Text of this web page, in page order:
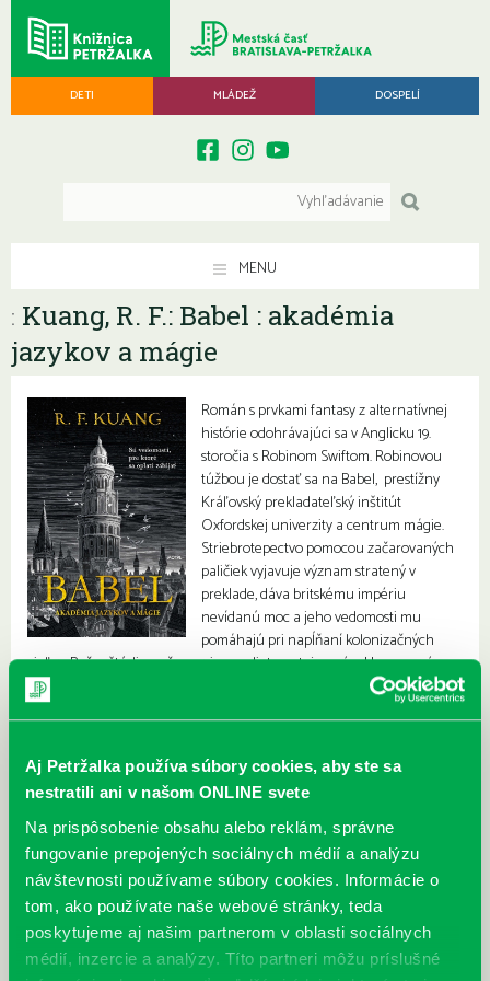
Aj Petržalka používa súbory cookies, aby ste sa
nestratili ani v našom ONLINE svete
Na prispôsobenie obsahu alebo reklám, správne
fungovanie prepojených sociálnych médií a analýzu
návštevnosti používame súbory cookies. Informácie o
tom, ako používate naše webové stránky, teda
poskytujeme aj našim partnerom v oblasti sociálnych
médií, inzercie a analýzy. Títo partneri môžu príslušné
DETI MLÁDEŽ DOSPELÍ
MENU
: Kuang, R. F.: Babel : akadémia
jazykov a mágie
Román s prvkami fantasy z alternatívnej
histórie odohrávajúci sa v Anglicku 19.
storočia s Robinom Swiftom. Robinovou
túžbou je dostať sa na Babel, prestížny
Kráľovský prekladateľský inštitút
Oxfordskej univerzity a centrum mágie.
Striebrotepectvo pomocou začarovaných
paličiek vyjavuje význam stratený v
preklade, dáva britskému impériu
nevídanú moc a jeho vedomosti mu
pomáhajú pri napĺňaní kolonizačných
cieľov. Počas štúdia sa čoraz viac zaplieta so tajomným Hermesovým
spolkom, ktorý sa snaží zastaviť imperiálny rozkvet.